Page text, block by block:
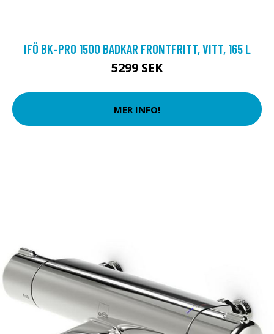
IFÖ BK-PRO 1500 BADKAR FRONTFRITT, VITT, 165 L
5299 SEK
MER INFO!